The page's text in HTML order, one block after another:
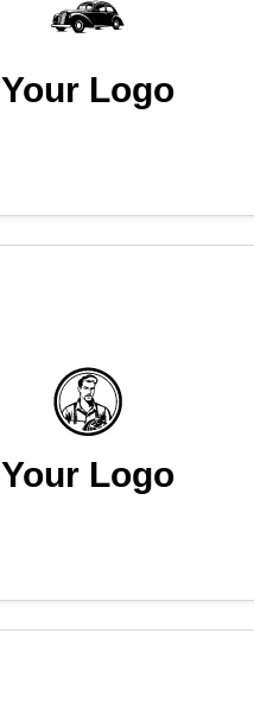
Your Logo
Your Logo